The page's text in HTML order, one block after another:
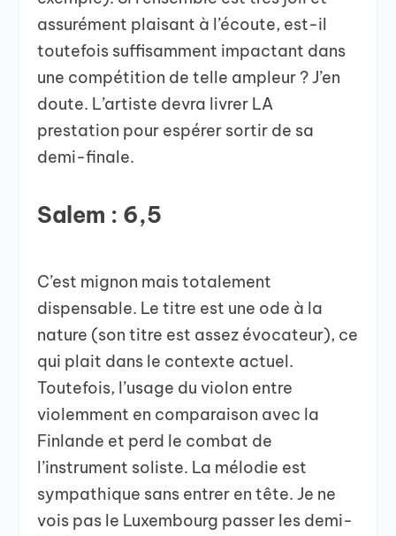
assurément plaisant à l’écoute, est-il
toutefois suffisamment impactant dans
une compétition de telle ampleur ? J’en
doute. L’artiste devra livrer LA
prestation pour espérer sortir de sa
demi-finale.
Salem : 6,5
C’est mignon mais totalement
dispensable. Le titre est une ode à la
nature (son titre est assez évocateur), ce
qui plait dans le contexte actuel.
Toutefois, l’usage du violon entre
violemment en comparaison avec la
Finlande et perd le combat de
l’instrument soliste. La mélodie est
sympathique sans entrer en tête. Je ne
vois pas le Luxembourg passer les demi-